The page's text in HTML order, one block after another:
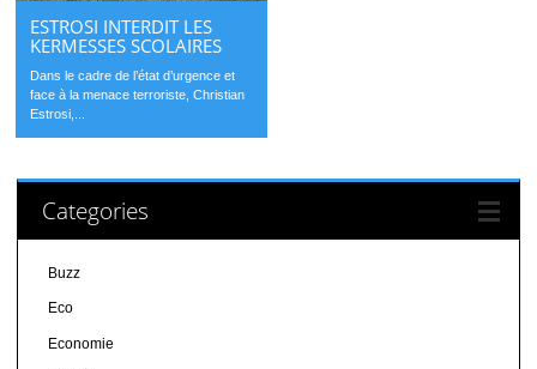
ESTROSI INTERDIT LES
KERMESSES SCOLAIRES
Dans le cadre de l’état d’urgence et
face à la menace terroriste, Christian
Estrosi,...
Categories
Buzz
Eco
Economie